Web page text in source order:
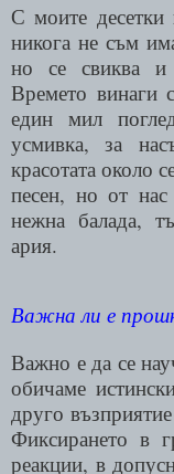
С моите
никога не съм
но се свиква и
Времето винаги
един мил
усмивка, за
красотата около
песен, но от
нежна балада,
ария.
Важна ли е
Важно е да се
обичаме
друго
Фиксирането в
реакции, в